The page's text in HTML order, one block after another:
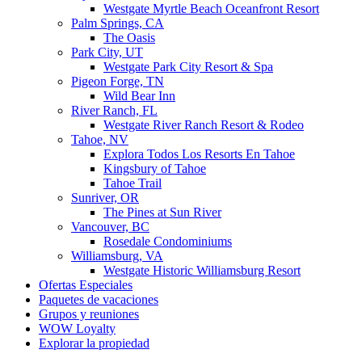
Westgate Myrtle Beach Oceanfront Resort
Palm Springs, CA
The Oasis
Park City, UT
Westgate Park City Resort & Spa
Pigeon Forge, TN
Wild Bear Inn
River Ranch, FL
Westgate River Ranch Resort & Rodeo
Tahoe, NV
Explora Todos Los Resorts En Tahoe
Kingsbury of Tahoe
Tahoe Trail
Sunriver, OR
The Pines at Sun River
Vancouver, BC
Rosedale Condominiums
Williamsburg, VA
Westgate Historic Williamsburg Resort
Ofertas Especiales
Paquetes de vacaciones
Grupos y reuniones
WOW Loyalty
Explorar la propiedad